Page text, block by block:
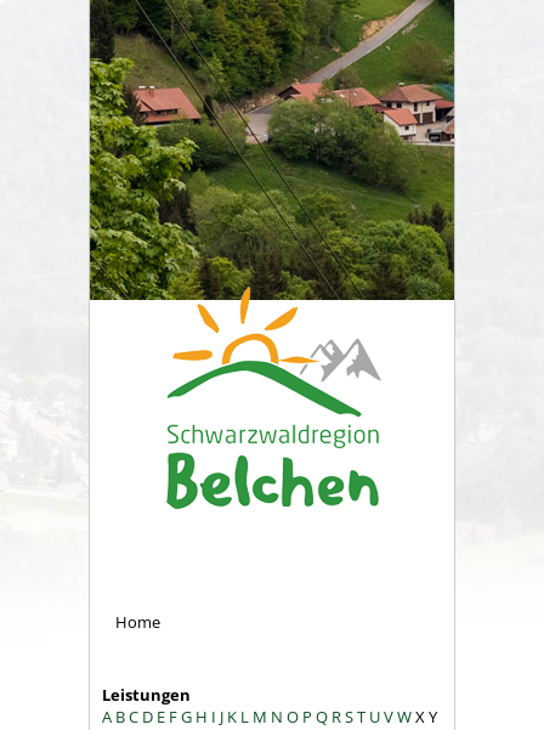
Home
Leistungen
A BC D E FG H I J K L M N O P Q RST UVWXY